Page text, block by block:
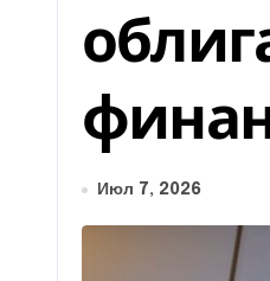
Июл 7, 2026